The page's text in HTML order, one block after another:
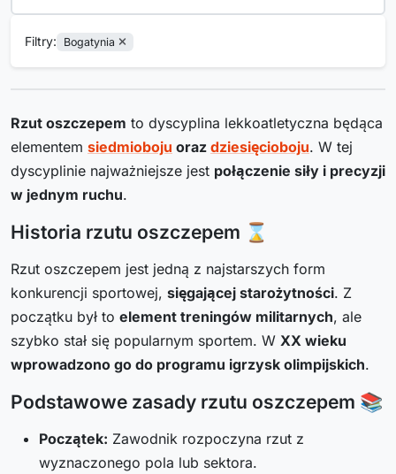
Filtry: Bogatynia
Rzut oszczepem to dyscyplina lekkoatletyczna będąca
elementem siedmioboju oraz dziesięcioboju. W tej
dyscyplinie najważniejsze jest połączenie siły i precyzji
w jednym ruchu.
Historia rzutu oszczepem ⌛
Rzut oszczepem jest jedną z najstarszych form
konkurencji sportowej, sięgającej starożytności. Z
początku był to element treningów militarnych, ale
szybko stał się popularnym sportem. W XX wieku
wprowadzono go do programu igrzysk olimpijskich.
Podstawowe zasady rzutu oszczepem 📚
Początek: Zawodnik rozpoczyna rzut z
wyznaczonego pola lub sektora.